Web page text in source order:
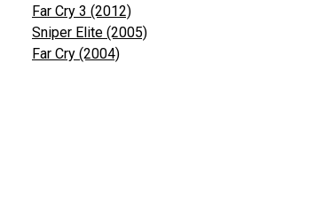
Far Cry 3 (2012)
Sniper Elite (2005)
Far Cry (2004)